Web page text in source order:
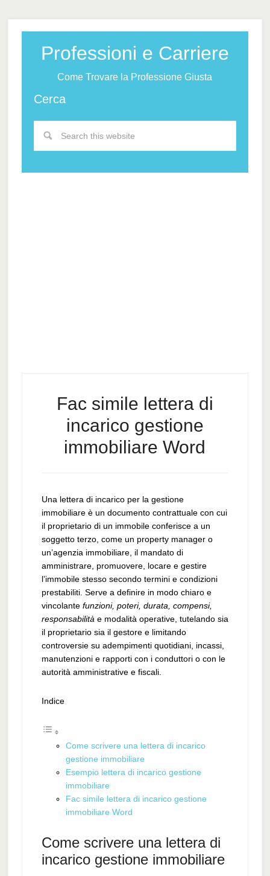
Professioni e Carriere
Come Trovare la Professione Giusta
Cerca
Fac simile lettera di
incarico gestione
immobiliare​ Word
Una lettera di incarico per la gestione
immobiliare è un documento contrattuale con cui
il proprietario di un immobile conferisce a un
soggetto terzo, come un property manager o
un’agenzia immobiliare, il mandato di
amministrare, promuovere, locare e gestire
l’immobile stesso secondo termini e condizioni
prestabiliti. Serve a definire in modo chiaro e
vincolante funzioni, poteri, durata, compensi,
responsabilità e modalità operative, tutelando sia
il proprietario sia il gestore e limitando
controversie su adempimenti quotidiani, incassi,
manutenzioni e rapporti con i conduttori o con le
autorità amministrative e fiscali.
Indice
Come scrivere una lettera di incarico
gestione immobiliare
Esempio lettera di incarico gestione
immobiliare
Fac simile lettera di incarico gestione
immobiliare Word
Come scrivere una lettera di
incarico gestione immobiliare